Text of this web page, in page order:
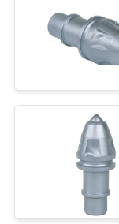
NGOBROL
COMPANY
SITEMAP
CFA